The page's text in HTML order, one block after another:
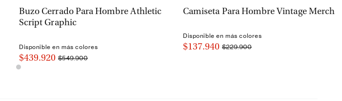
VISTA RÁPIDA
Buzo Cerrado Para Hombre Athletic
Script Graphic
Disponible en más colores
$439.920 $549.900
VISTA RÁPIDA
Camiseta Para Hombre Vintage Merch
Disponible en más colores
$137.940 $229.900